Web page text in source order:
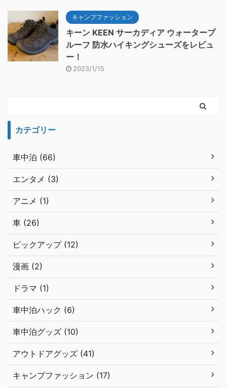
キャンプファッション
キーン KEEN サーカディア ウォータープ
ルーフ 防水ハイキングシューズをレビュ
ー！
2023/1/15
カテゴリー
車中泊 (66)
エンタメ (3)
アニメ (1)
車 (26)
ピックアップ (12)
漫画 (2)
ドラマ (1)
車中泊ハック (6)
車中泊グッズ (10)
アウトドアグッズ (41)
キャンプファッション (17)